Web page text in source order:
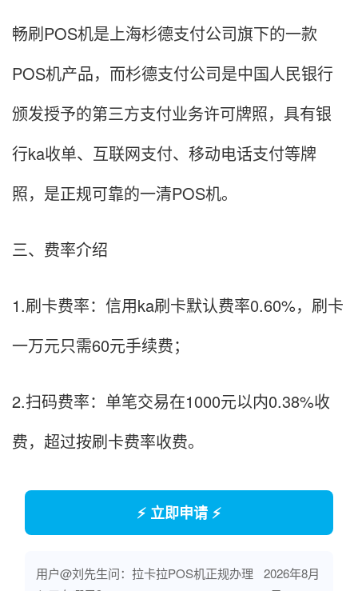
畅刷POS机是上海杉德支付公司旗下的一款
POS机产品，而杉德支付公司是中国人民银行
颁发授予的第三方支付业务许可牌照，具有银
行ka收单、互联网支付、移动电话支付等牌
照，是正规可靠的一清POS机。
三、费率介绍
1.刷卡费率：信用ka刷卡默认费率0.60%，刷卡
一万元只需60元手续费；
2.扫码费率：单笔交易在1000元以内0.38%收
费，超过按刷卡费率收费。
⚡ 立即申请 ⚡
用户@刘先生问：拉卡拉POS机正规办理
2026年8月